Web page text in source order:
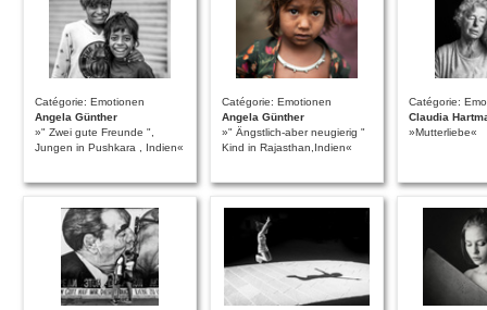
Catégorie: Emotionen
Angela Günther
»" Zwei gute Freunde ",
Jungen in Pushkara , Indien«
Catégorie: Emotionen
Angela Günther
»" Ängstlich-aber neugierig "
Kind in Rajasthan,Indien«
Catégorie:
Claudia
»Mutterliebe«